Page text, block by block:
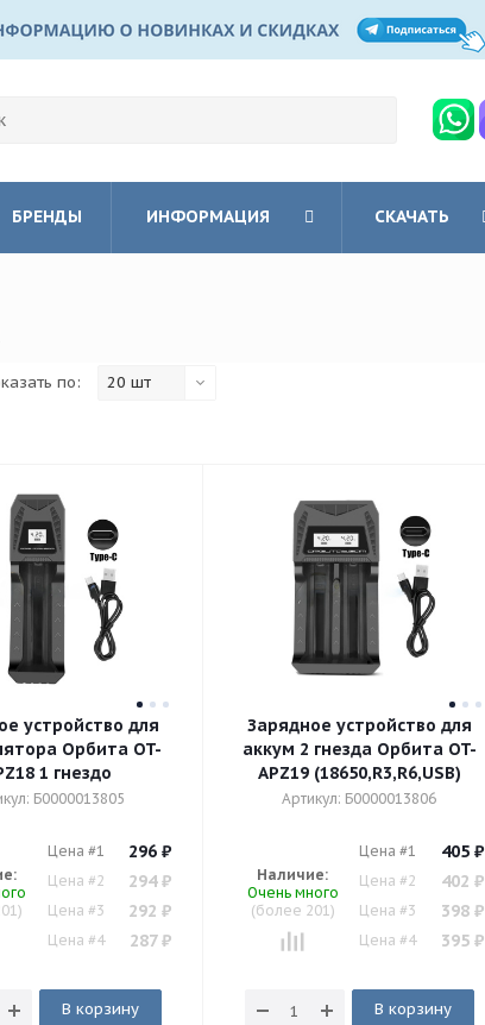
БРЕНДЫ ИНФОРМАЦИЯ СКАЧАТЬ
по: 20 шт
устройство для
Орбита OT-
1 гнездо
Б0000013805
Цена #1 296 ₽
Цена #2 294₽
Цена #3 292 ₽
Цена #4 287₽
В корзину
Зарядное устройство для
аккум 2 гнезда Орбита OT-
APZ19 (18650,R3,R6,USB)
Артикул: Б0000013806
Наличие:
Очень много
(более 201)
Цена #1 405₽
Цена #2 402 ₽
Цена #3 398₽
Цена #4 395₽
В корзину